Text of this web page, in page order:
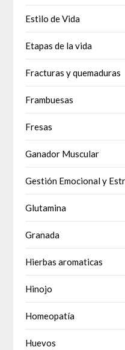
Estilo de Vida
Etapas de la vida
Fracturas y quemaduras
Frambuesas
Fresas
Ganador Muscular
Gestión Emocional y
Glutamina
Granada
Hierbas aromaticas
Hinojo
Homeopatía
Huevos